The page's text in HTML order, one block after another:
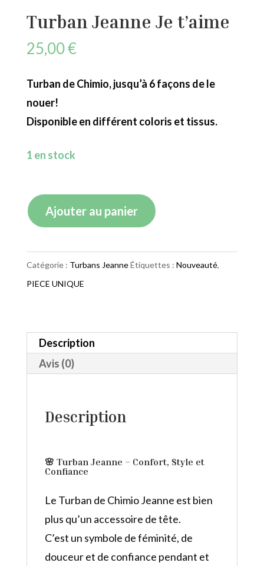
Turban Jeanne Je t’aime
25,00€
Turban de Chimio, jusqu’à 6 façons de le
nouer!
Disponible en différent coloris et tissus.
1 en stock
quantité
de
Ajouter au panier
Catégorie : Turbans JeanneÉtiquettes : Nouveauté,
PIECE UNIQUE
Description
Avis (0)
Description
🌸 Turban Jeanne – Confort, Style et
Confiance
Le Turban de Chimio Jeanne est bien
plus qu’un accessoire de tête.
C’est un symbole de féminité, de
douceur et de confiance pendant et